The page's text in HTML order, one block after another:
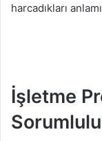
harcadıkları
İşletme